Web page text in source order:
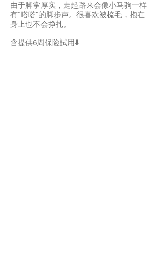
由于脚掌厚实，走起路来会像小马驹一样
有“嗒嗒”的脚步声。很喜欢被梳毛，抱在
身上也不会挣扎。
含提供6周保险試用⬇️